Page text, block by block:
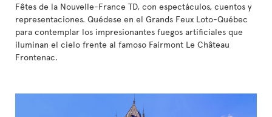
Fêtes de la Nouvelle-France TD, con espectáculos, cuentos y
representaciones. Quédese en el Grands Feux Loto-Québec
para contemplar los impresionantes fuegos artificiales que
iluminan el cielo frente al famoso Fairmont Le Château
Frontenac.